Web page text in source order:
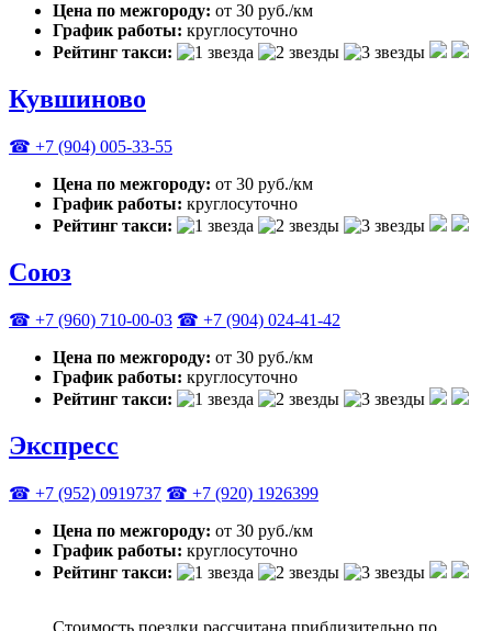
Цена по межгороду: от 30 руб./км
График работы: круглосуточно
Рейтинг такси:
Кувшиново
☎ +7 (904) 005-33-55
Цена по межгороду: от 30 руб./км
График работы: круглосуточно
Рейтинг такси:
Союз
☎ +7 (960) 710-00-03 ☎ +7 (904) 024-41-42
Цена по межгороду: от 30 руб./км
График работы: круглосуточно
Рейтинг такси:
Экспресс
☎ +7 (952) 0919737 ☎ +7 (920) 1926399
Цена по межгороду: от 30 руб./км
График работы: круглосуточно
Рейтинг такси:
Стоимость поездки рассчитана приблизительно по